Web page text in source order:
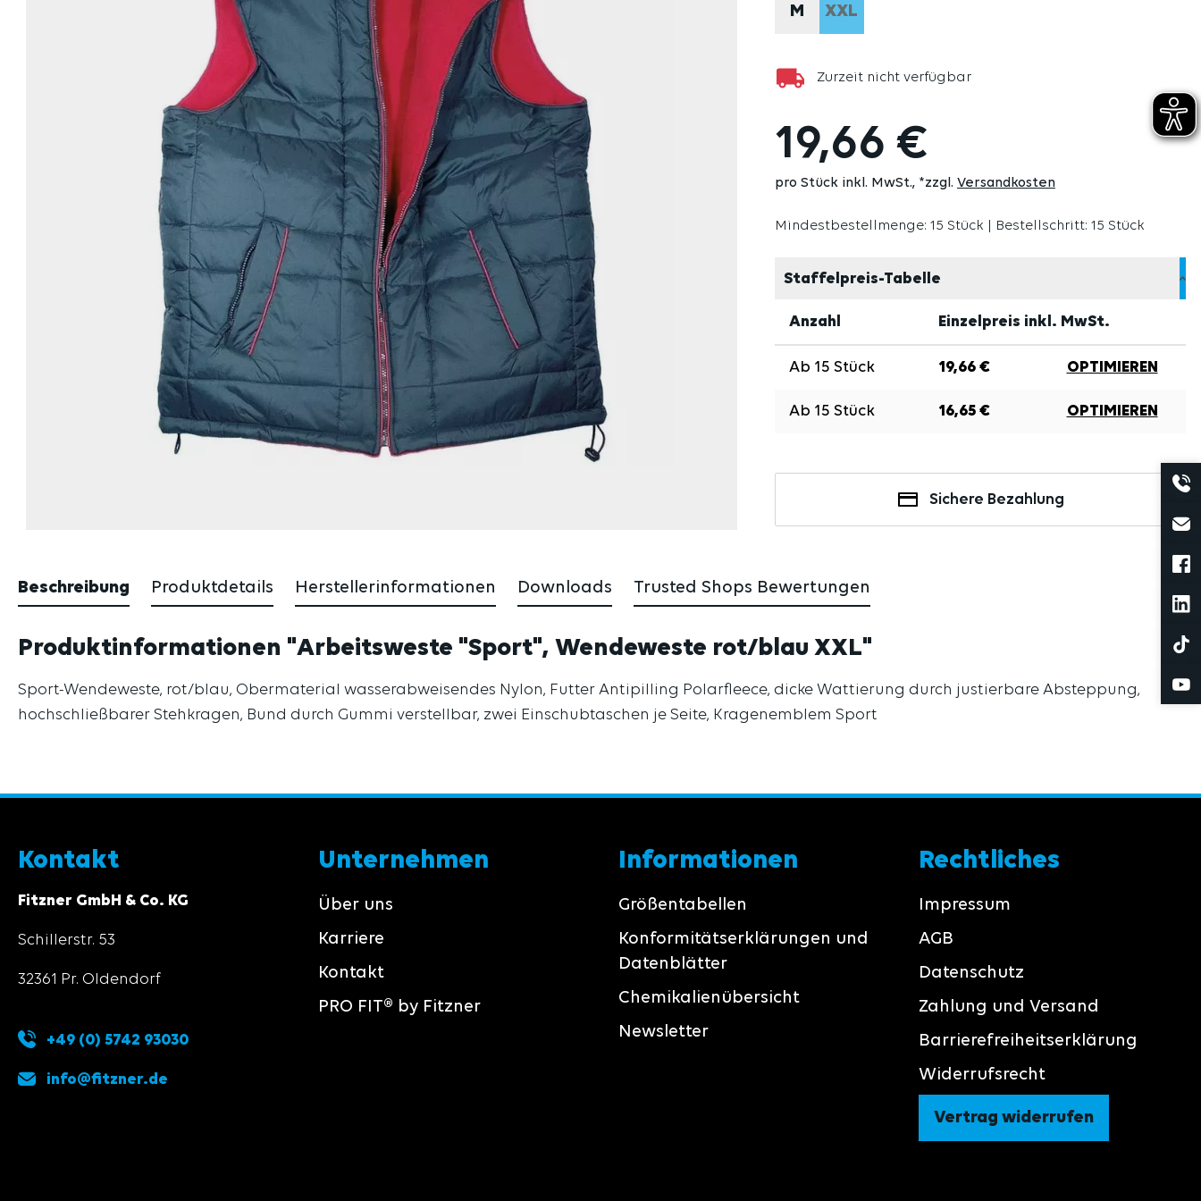
M XXL
Zurzeit nicht verfügbar
19,66 €
pro Stück inkl. MwSt. *zzgl. Versandkosten
Mindestbestellmenge: 15 Stück | Bestellschritt: 15 Stück
Staffelpreis-Tabelle
Anzahl Einzelpreis inkl. MwSt.
Ab 15 Stück 19,66 € OPTIMIEREN
Ab 15 Stück 16,65 € OPTIMIEREN
Sichere Bezahlung
Beschreibung Produktdetails Herstellerinformationen Downloads Trusted Shops Bewertungen
Produktinformationen "Arbeitsweste "Sport", Wendeweste rot/blau XXL"
Sport-Wendeweste, rot/blau, Obermaterial wasserabweisendes Nylon, Futter Antipilling Polarfleece, dicke Wattierung durch justierbare Absteppung,
hochschließbarer Stehkragen, Bund durch Gummi verstellbar, zwei Einschubtaschen je Seite, Kragenemblem Sport
Kontakt
Fitzner GmbH & Co. KG
Schillerstr. 53
32361 Pr. Oldendorf
+49 (0) 5742 93030
info@fitzner.de
Unternehmen
Über uns
Karriere
Kontakt
PRO FIT® by Fitzner
Informationen
Größentabellen
Konformitätserklärungen und
Datenblätter
Chemikalienübersicht
Newsletter
Rechtliches
Impressum
AGB
Datenschutz
Zahlung und Versand
Barrierefreiheitserklärung
Widerrufsrecht
Vertrag widerrufen